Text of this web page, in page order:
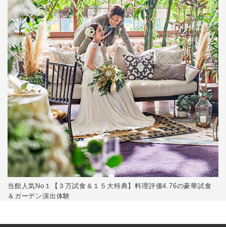
当館人気No１【３万試食＆１５大特典】料理評価4.76の豪華試食
＆ガーデン演出体験